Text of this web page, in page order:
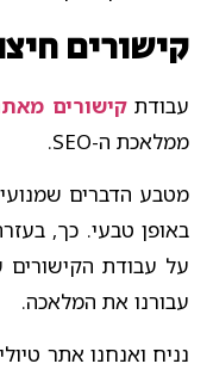
קישורים
עבודתקישורים
ממלאכת ה-SEO.
מטבע הדברים
באופן טבעי. כך,
על עבודת הקישורים
עבורנו את המלאכה.
נניח ואנחנו אתר